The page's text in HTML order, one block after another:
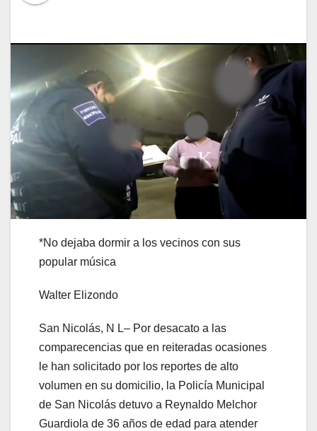
*No dejaba dormir a los vecinos con sus
popular música
Walter Elizondo
San Nicolás, N L– Por desacato a las
comparecencias que en reiteradas ocasiones
le han solicitado por los reportes de alto
volumen en su domicilio, la Policía Municipal
de San Nicolás detuvo a Reynaldo Melchor
Guardiola de 36 años de edad para atender